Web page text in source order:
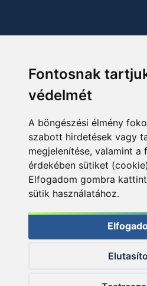
Fontosnak
védelmét
A böngészési élmény
szabott hirdetések vagy
megjelenítése, valamint a
érdekében sütiket
Elfogadom gombra
sütik használatához.